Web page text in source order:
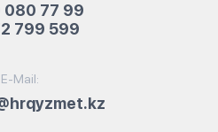
080 77 99
799 599
E-Mail: